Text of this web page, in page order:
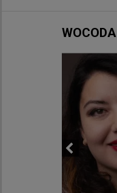
Previous